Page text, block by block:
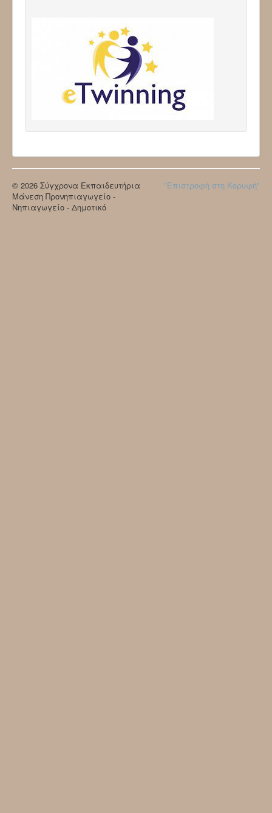
"Επιστροφή στη Κορυφή"
© 2026 Σύγχρονα Εκπαιδευτήρια
Μάνεση Προνηπιαγωγείο -
Νηπιαγωγείο - Δημοτικό